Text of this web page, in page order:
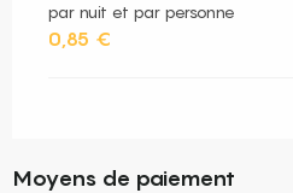
par nuit et par personne
0,85 €
Moyens de paiement